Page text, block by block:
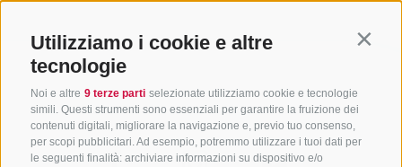
Utilizziamo i cookie e altre
tecnologie
Noi e altre 9 terze parti selezionate utilizziamo cookie e tecnologie
simili. Questi strumenti sono essenziali per garantire la fruizione dei
contenuti digitali, migliorare la navigazione e, previo tuo consenso,
per scopi pubblicitari. Ad esempio, potremmo utilizzare i tuoi dati per
le seguenti finalità: archiviare informazioni su dispositivo e/o